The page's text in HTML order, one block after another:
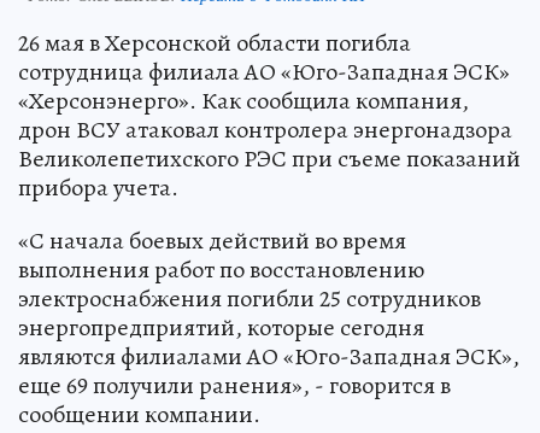
26 мая в Херсонской области погибла
сотрудница филиала АО «Юго-Западная ЭСК»
«Херсонэнерго». Как сообщила компания,
дрон ВСУ атаковал контролера энергонадзора
Великолепетихского РЭС при съеме показаний
прибора учета.
«С начала боевых действий во время
выполнения работ по восстановлению
электроснабжения погибли 25 сотрудников
энергопредприятий, которые сегодня
являются филиалами АО «Юго-Западная ЭСК»,
еще 69 получили ранения», - говорится в
сообщении компании.